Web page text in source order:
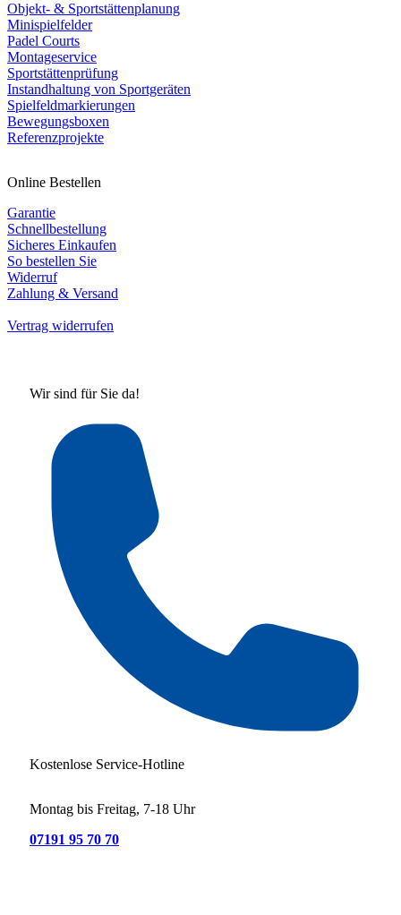
Objekt- & Sportstättenplanung
Minispielfelder
Padel Courts
Montageservice
Sportstättenprüfung
Instandhaltung von Sportgeräten
Spielfeldmarkierungen
Bewegungsboxen
Referenzprojekte
Online Bestellen
Garantie
Schnellbestellung
Sicheres Einkaufen
So bestellen Sie
Widerruf
Zahlung & Versand
Vertrag widerrufen
Wir sind für Sie da!
Kostenlose Service-Hotline
Montag bis Freitag, 7-18 Uhr
07191 95 70 70